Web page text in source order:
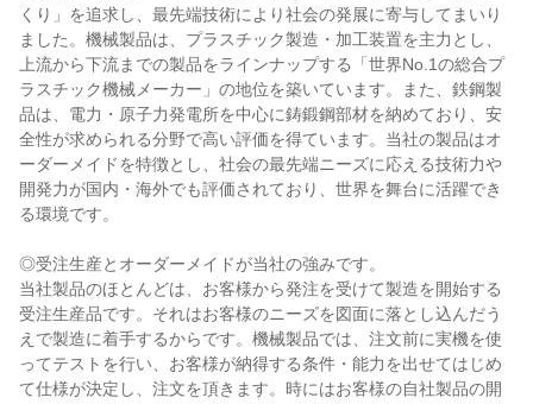
くり」を追求し、最先端技術により社会の発展に寄与してまいり
ました。機械製品は、プラスチック製造・加工装置を主力とし、
上流から下流までの製品をラインナップする「世界No.1の総合プ
ラスチック機械メーカー」の地位を築いています。また、鉄鋼製
品は、電力・原子力発電所を中心に鋳鍛鋼部材を納めており、安
全性が求められる分野で高い評価を得ています。当社の製品はオ
ーダーメイドを特徴とし、社会の最先端ニーズに応える技術力や
開発力が国内・海外でも評価されており、世界を舞台に活躍でき
る環境です。
◎受注生産とオーダーメイドが当社の強みです。
当社製品のほとんどは、お客様から発注を受けて製造を開始する
受注生産品です。それはお客様のニーズを図面に落とし込んだう
えで製造に着手するからです。機械製品では、注文前に実機を使
ってテストを行い、お客様が納得する条件・能力を出せてはじめ
て仕様が決定し、注文を頂きます。時にはお客様の自社製品の開